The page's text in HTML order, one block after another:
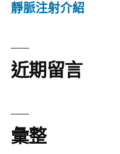
靜脈注射介紹
近期留言
彙整